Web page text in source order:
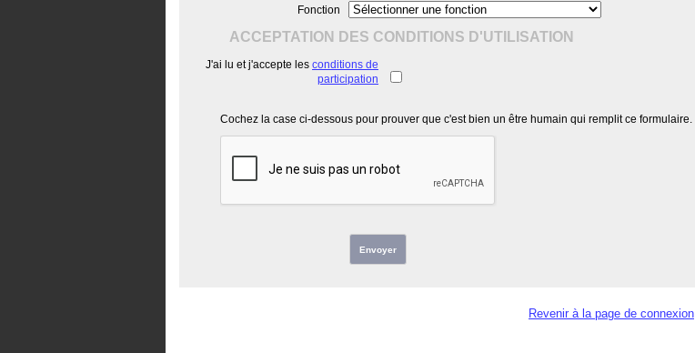
Fonction
ACCEPTATION DES CONDITIONS D'UTILISATION
J'ai lu et j'accepte les conditions de
participation
Cochez la case ci-dessous pour prouver que c'est bien un être humain qui remplit ce formulaire.
Envoyer
Revenir à la page de connexion